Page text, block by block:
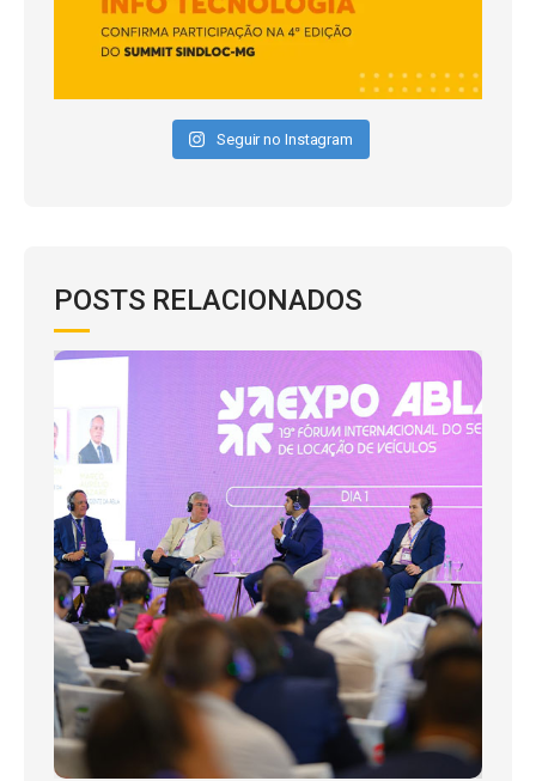
Seguir no Instagram
POSTS RELACIONADOS